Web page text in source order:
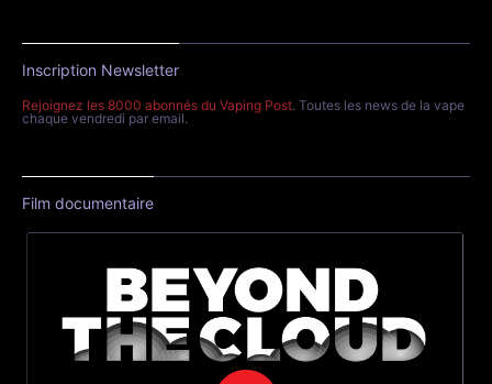
Inscription Newsletter
Rejoignez les 8000 abonnés du Vaping Post. Toutes les news de la vape
chaque vendredi par email.
Film documentaire